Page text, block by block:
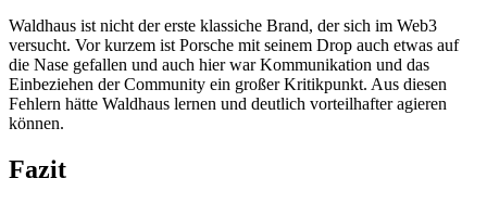
Waldhaus ist nicht der erste klassiche Brand, der sich im Web3
versucht. Vor kurzem ist Porsche mit seinem Drop auch etwas auf
die Nase gefallen und auch hier war Kommunikation und das
Einbeziehen der Community ein großer Kritikpunkt. Aus diesen
Fehlern hätte Waldhaus lernen und deutlich vorteilhafter agieren
können.
Fazit